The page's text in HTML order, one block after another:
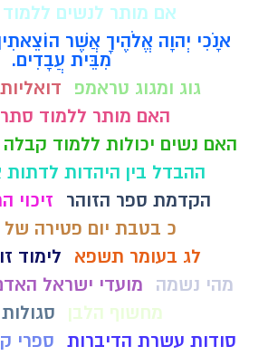
אם מותר לנשים
אָנֹכִי יְהוָה אֱלֹהֶיךָ אֲשֶׁר
מִבֵּית עֲבָדִים.
גוג ומגוג טראמפ
האם מותר ללמוד
האם נשים יכולות ללמוד קבלה
ההבדל בין היהדות
הקדמת ספר הזוהר
זיכוי
כ בטבת יום פטירה
לג בעומר תשפא
לימוד
מהי נשמה
מועדי ישראל
מחשוף הלבן
סודות עשרת הדיברות ספרי